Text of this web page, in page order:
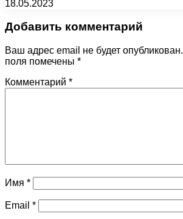
18.05.2023
Добавить комментарий
Ваш адрес email не будет опубликован.
поля помечены *
Комментарий *
Имя *
Email *